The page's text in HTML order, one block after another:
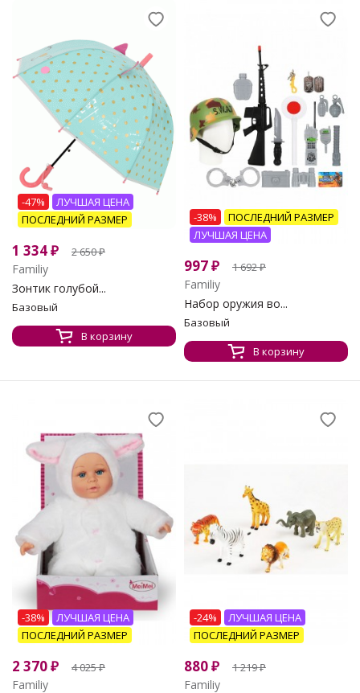
-47%
ЛУЧШАЯ ЦЕНА
ПОСЛЕДНИЙ РАЗМЕР
1 334₽ 2 650₽
Familiy
Зонтик голубой...
Базовый
В корзину
-38%
ПОСЛЕДНИЙ РАЗМЕР
ЛУЧШАЯ ЦЕНА
997₽ 1 692₽
Familiy
Набор оружия во...
Базовый
В корзину
-38%
ЛУЧШАЯ ЦЕНА
ПОСЛЕДНИЙ РАЗМЕР
2 370₽ 4 025₽
Familiy
-24%
ЛУЧШАЯ ЦЕНА
ПОСЛЕДНИЙ РАЗМЕР
880₽ 1 219₽
Familiy